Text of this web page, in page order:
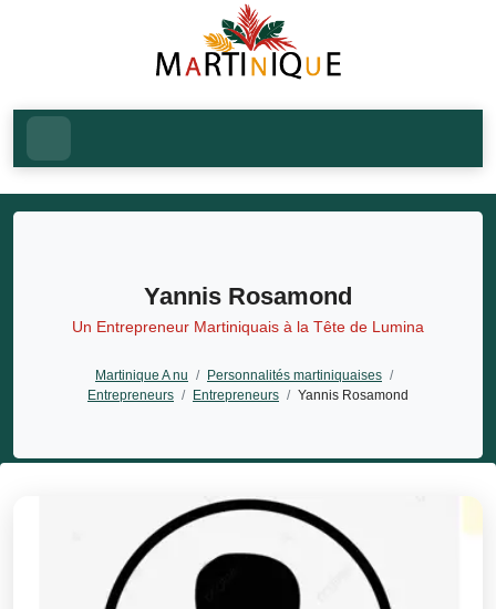
Yannis Rosamond
Un Entrepreneur Martiniquais à la Tête de Lumina
Martinique A nu / Personnalités martiniquaises /
Entrepreneurs / Entrepreneurs / Yannis Rosamond